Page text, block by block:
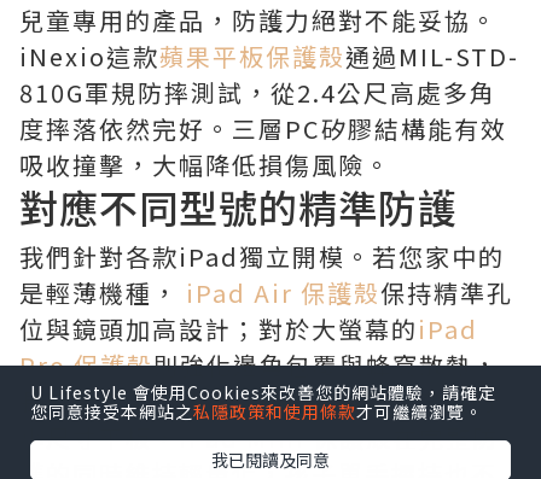
兒童專用的產品，防護力絕對不能妥協。
iNexio這款蘋果平板保護殼通過MIL-STD-
810G軍規防摔測試，從2.4公尺高處多角
度摔落依然完好。三層PC矽膠結構能有效
吸收撞擊，大幅降低損傷風險。
對應不同型號的精準防護
我們針對各款iPad獨立開模。若您家中的
是輕薄機種， iPad Air 保護殼保持精準孔
位與鏡頭加高設計；對於大螢幕的iPad
Pro 保護殼則強化邊角包覆與蜂窩散熱，
長時間使用不發燙。而小手更容易掌握的
小尺寸平板，iPad Mini 保護殼在完整防
U Lifestyle 會使用Cookies來改善您的網站體驗，請確定
您同意接受本網站之私隱政策和使用條款才可繼續瀏覽。
我已閱讀及同意